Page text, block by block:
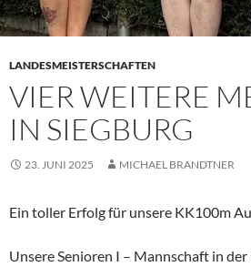
LANDESMEISTERSCHAFTEN
VIER WEITERE
IN SIEGBURG
23. JUNI 2025 MICHAEL BRANDTNER
Ein toller Erfolg für unsere KK100m
Unsere Senioren I – Mannschaft in